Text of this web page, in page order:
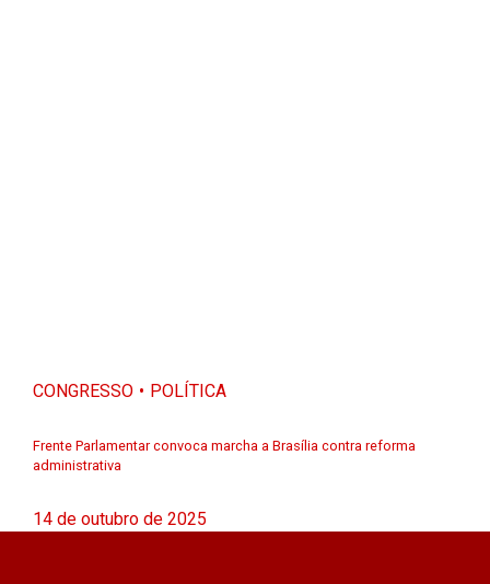
CONGRESSO POLÍTICA
Frente Parlamentar convoca marcha a Brasília contra reforma
administrativa
14 de outubro de 2025